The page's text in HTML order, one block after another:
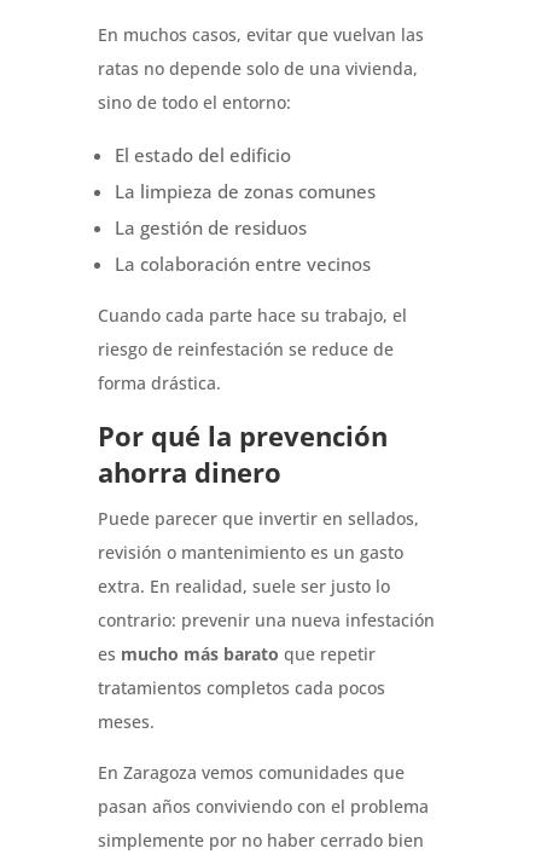
En muchos casos, evitar que vuelvan las
ratas no depende solo de una vivienda,
sino de todo el entorno:
El estado del edificio
La limpieza de zonas comunes
La gestión de residuos
La colaboración entre vecinos
Cuando cada parte hace su trabajo, el
riesgo de reinfestación se reduce de
forma drástica.
Por qué la prevención
ahorra dinero
Puede parecer que invertir en sellados,
revisión o mantenimiento es un gasto
extra. En realidad, suele ser justo lo
contrario: prevenir una nueva infestación
es mucho más barato que repetir
tratamientos completos cada pocos
meses.
En Zaragoza vemos comunidades que
pasan años conviviendo con el problema
simplemente por no haber cerrado bien